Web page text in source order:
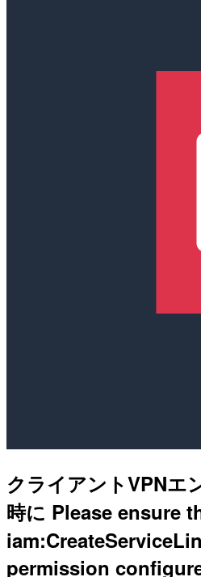
クライアントVPNエ
時に Please ensure
permission